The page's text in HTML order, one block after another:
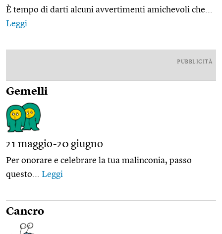
È tempo di darti alcuni avvertimenti amichevoli che...
Leggi
PUBBLICITÀ
Gemelli
21 maggio-20 giugno
Per onorare e celebrare la tua malinconia, passo
questo... Leggi
Cancro